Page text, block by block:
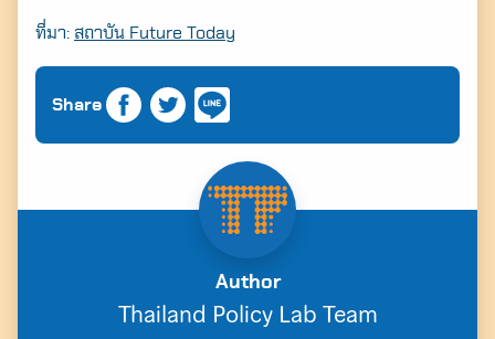
ที่มา: สถาบัน Future Today
Share
Author
Thailand Policy Lab Team